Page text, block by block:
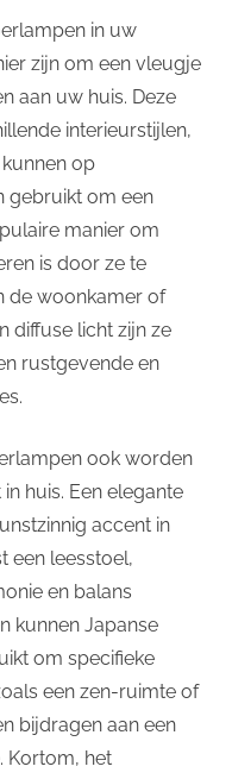
in uw
zijn om een vleugje
aan uw huis. Deze
interieurstijlen,
op
gebruikt om een
manier om
is door ze te
de woonkamer of
diffuse licht zijn ze
rustgevende en
ook worden
huis. Een elegante
accent in
een leesstoel,
en balans
kunnen Japanse
om specifieke
een zen-ruimte of
bijdragen aan een
Kortom, het